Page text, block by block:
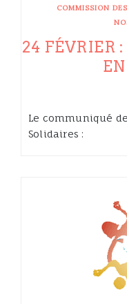
COMMISSION
24 FÉVRIER
Le communiqué
Solidaires :